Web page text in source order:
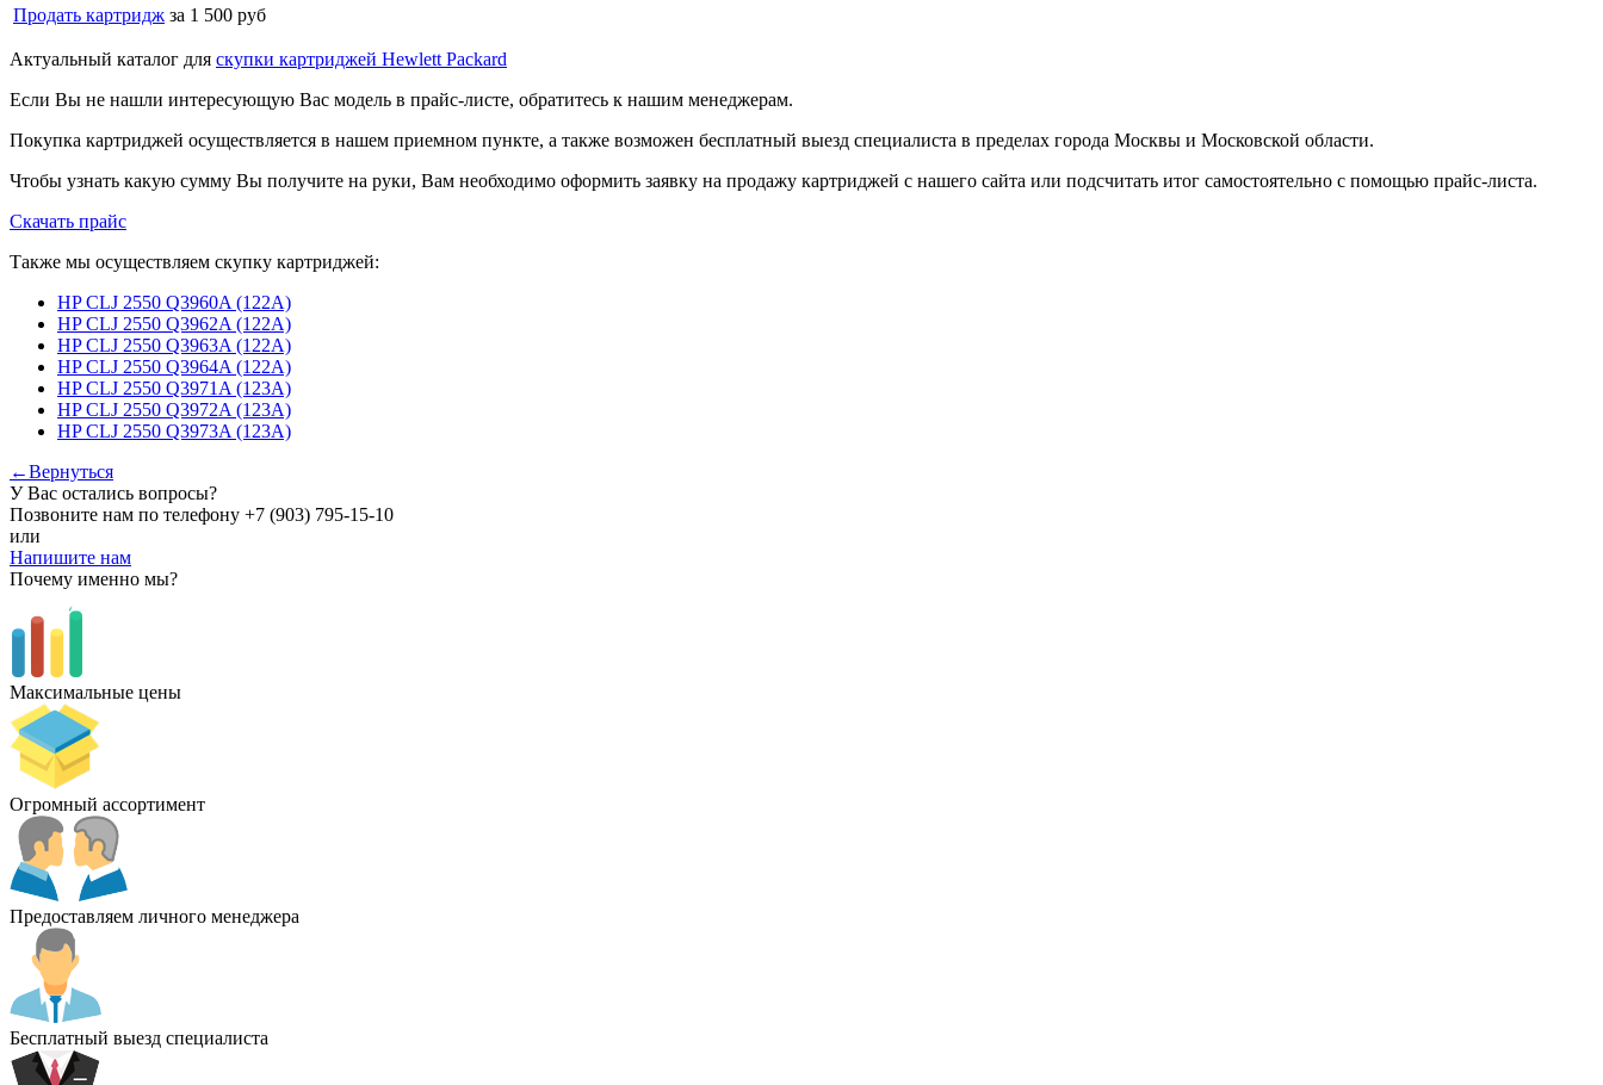
Продать картридж за 1 500 руб
Актуальный каталог для скупки картриджей Hewlett Packard
Если Вы не нашли интересующую Вас модель в прайс-листе, обратитесь к нашим менеджерам.
Покупка картриджей осуществляется в нашем приемном пункте, а также возможен бесплатный выезд специалиста в пределах города Москвы и Московской области.
Чтобы узнать какую сумму Вы получите на руки, Вам необходимо оформить заявку на продажу картриджей с нашего сайта или подсчитать итог самостоятельно с помощью прайс-листа.
Скачать прайс
Также мы осуществляем скупку картриджей:
HP CLJ 2550 Q3960A (122A)
HP CLJ 2550 Q3962A (122A)
HP CLJ 2550 Q3963A (122A)
HP CLJ 2550 Q3964A (122A)
HP CLJ 2550 Q3971A (123A)
HP CLJ 2550 Q3972A (123A)
HP CLJ 2550 Q3973A (123A)
←Вернуться
У Вас остались вопросы?
Позвоните нам по телефону +7 (903) 795-15-10
или
Напишите нам
Почему именно мы?
Максимальные цены
Огромный ассортимент
Предоставляем личного менеджера
Бесплатный выезд специалиста